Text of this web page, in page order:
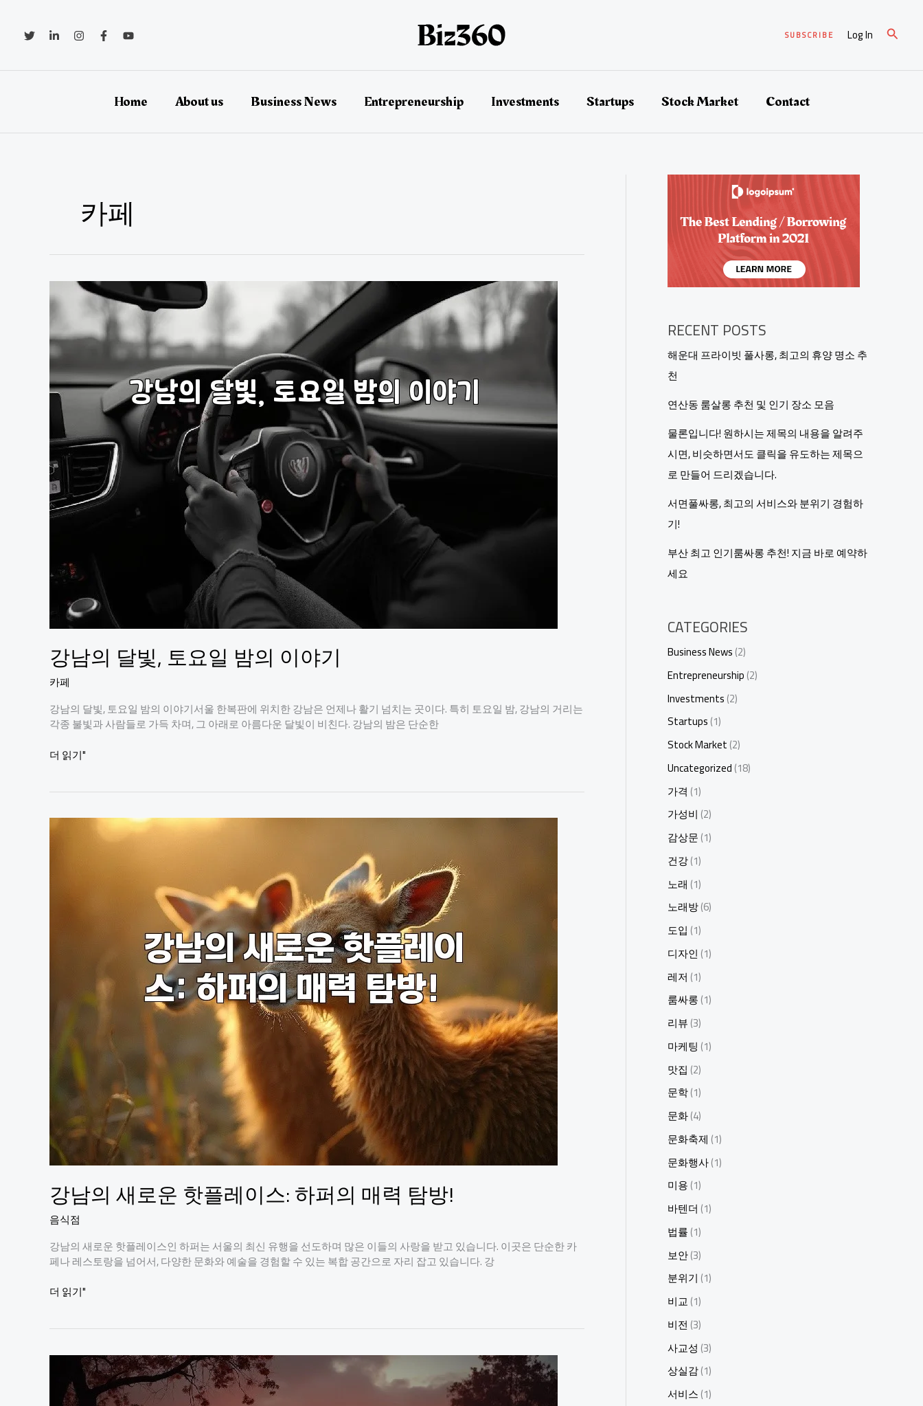
건
SUBSCRIBE Log In
검
Home About us Business News Entrepreneurship Investments Startups Stock Market Contact
카페
강남의 달빛, 토요일 밤의 이야기
카페
강남의 달빛, 토요일 밤의 이야기서울 한복판에 위치한 강남은 언제나 활기 넘치는 곳이다. 특히 토요일 밤, 강남의 거리는
각종 불빛과 사람들로 가득 차며, 그 아래로 아름다운 달빛이 비친다. 강남의 밤은 단순한
강
달
빛,
토
더 읽기"
강남의 새로운 핫플레이스: 하퍼의 매력 탐방!
음식점
강남의 새로운 핫플레이스인 하퍼는 서울의 최신 유행을 선도하며 많은 이들의 사랑을 받고 있습니다. 이곳은 단순한 카
페나 레스토랑을 넘어서, 다양한 문화와 예술을 경험할 수 있는 복합 공간으로 자리 잡고 있습니다. 강
강
로
더 읽기"
RECENT POSTS
해운대 프라이빗 풀사롱, 최고의 휴양 명소 추
천
연산동 룸살롱 추천 및 인기 장소 모음
물론입니다! 원하시는 제목의 내용을 알려주
시면, 비슷하면서도 클릭을 유도하는 제목으
로 만들어 드리겠습니다.
서면풀싸롱, 최고의 서비스와 분위기 경험하
기!
부산 최고 인기룸싸롱 추천! 지금 바로 예약하
세요
CATEGORIES
Business News(2)
Entrepreneurship(2)
Investments(2)
Startups(1)
Stock Market(2)
Uncategorized(18)
가격 (1)
가성비 (2)
감상문(1)
건강(1)
노래 (1)
노래방(6)
도입 (1)
디자인(1)
레저 (1)
룸싸롱(1)
리뷰(3)
마케팅 (1)
맛집 (2)
문학(1)
문화(4)
문화축제 (1)
문화행사(1)
미용(1)
바텐더 (1)
법률(1)
보안(3)
분위기 (1)
비교(1)
비전(3)
사교성 (3)
상실감(1)
서비스(1)